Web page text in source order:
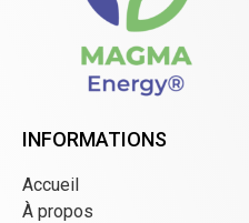
INFORMATIONS
Accueil
À propos